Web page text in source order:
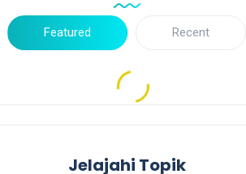
Featured Recent
Jelajahi Topik